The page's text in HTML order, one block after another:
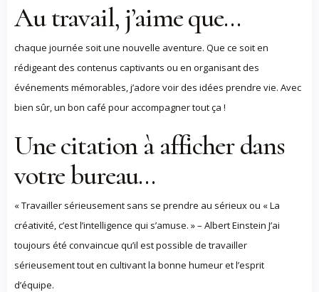
Au travail, j’aime que…
chaque journée soit une nouvelle aventure. Que ce soit en
rédigeant des contenus captivants ou en organisant des
événements mémorables, j’adore voir des idées prendre vie. Avec
bien sûr, un bon café pour accompagner tout ça !
Une citation à afficher dans
votre bureau…
« Travailler sérieusement sans se prendre au sérieux ou « La
créativité, c’est l’intelligence qui s’amuse. » – Albert Einstein J’ai
toujours été convaincue qu’il est possible de travailler
sérieusement tout en cultivant la bonne humeur et l’esprit
d’équipe.